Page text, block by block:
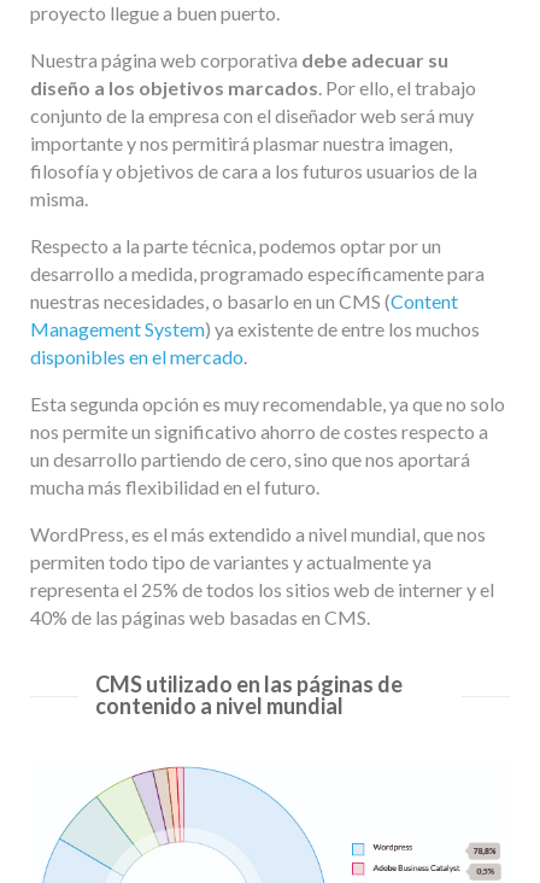
proyecto llegue a buen puerto.
Nuestra página web corporativa debe adecuar su
diseño a los objetivos marcados. Por ello, el trabajo
conjunto de la empresa con el diseñador web será muy
importante y nos permitirá plasmar nuestra imagen,
filosofía y objetivos de cara a los futuros usuarios de la
misma.
Respecto a la parte técnica, podemos optar por un
desarrollo a medida, programado específicamente para
nuestras necesidades, o basarlo en un CMS (Content
Management System) ya existente de entre los muchos
disponibles en el mercado.
Esta segunda opción es muy recomendable, ya que no solo
nos permite un significativo ahorro de costes respecto a
un desarrollo partiendo de cero, sino que nos aportará
mucha más flexibilidad en el futuro.
WordPress, es el más extendido a nivel mundial, que nos
permiten todo tipo de variantes y actualmente ya
representa el 25% de todos los sitios web de interner y el
40% de las páginas web basadas en CMS.
CMS utilizado en las páginas de
contenido a nivel mundial